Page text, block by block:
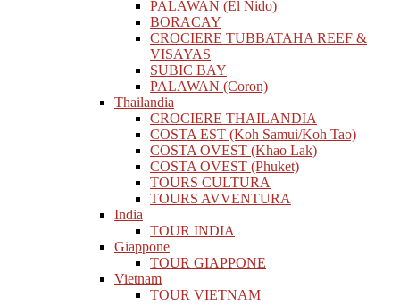
PALAWAN (El Nido)
BORACAY
CROCIERE TUBBATAHA REEF &
VISAYAS
SUBIC BAY
PALAWAN (Coron)
Thailandia
CROCIERE THAILANDIA
COSTA EST (Koh Samui/Koh Tao)
COSTA OVEST (Khao Lak)
COSTA OVEST (Phuket)
TOURS CULTURA
TOURS AVVENTURA
India
TOUR INDIA
Giappone
TOUR GIAPPONE
Vietnam
TOUR VIETNAM